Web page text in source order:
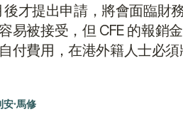
才提出申請，將會面臨財
易被接受，但 CFE 的報銷
付費用，在港外籍人士必
安·馬修